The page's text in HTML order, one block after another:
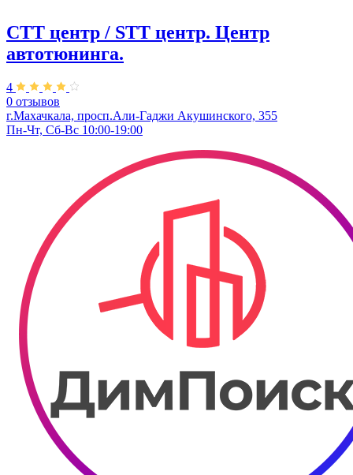
СТТ центр / STT центр. Центр
автотюнинга.
4
0 отзывов
г.Махачкала, просп.Али-Гаджи Акушинского, 355
Пн-Чт, Сб-Вс 10:00-19:00